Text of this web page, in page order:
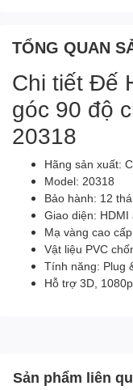
TỔNG QUAN
Chi tiết Đế
góc 90 độ
20318
Hãng sản xuất:
Model: 20318
Bảo hành: 12
Giao diện:
Mạ vàng cao cấp
Vật liệu PVC
Tính năng: Plug
Hỗ trợ 3D, 1080p
Sản phẩm liên